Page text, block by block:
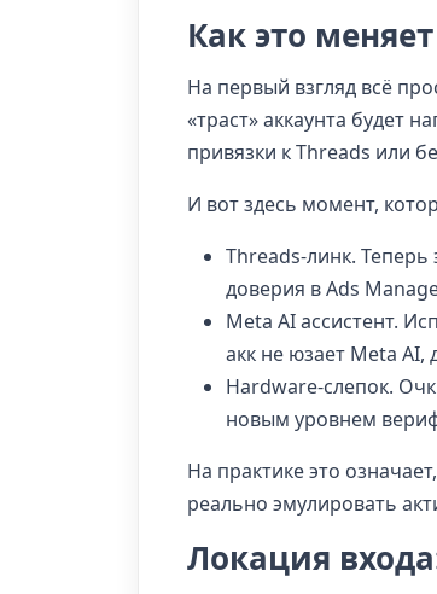
Как это
На первый взгляд всё
«траст» аккаунта будет
привязки к Threads или
И вот здесь момент,
Threads-линк.
доверия в Ads
Meta AI ассистент.
акк не юзает Meta
Hardware-слепок.
новым уровнем
На практике это
реально эмулировать
Локация